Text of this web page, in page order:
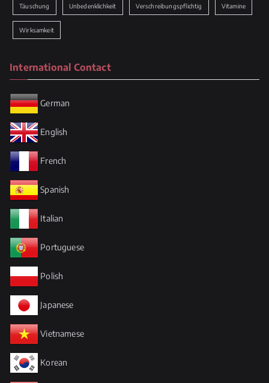
Täuschung Unbedenklichkeit Verschreibungspflichtig Vitamine
Wirksamkeit
International Contact
German
English
French
Spanish
Italian
Portuguese
Polish
Japanese
Vietnamese
Korean